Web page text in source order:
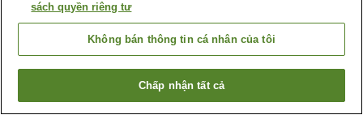
Tìm phòng trống
sách quyền riêng tư
Không bán thông tin cá nhân của tôi
Chấp nhận tất cả